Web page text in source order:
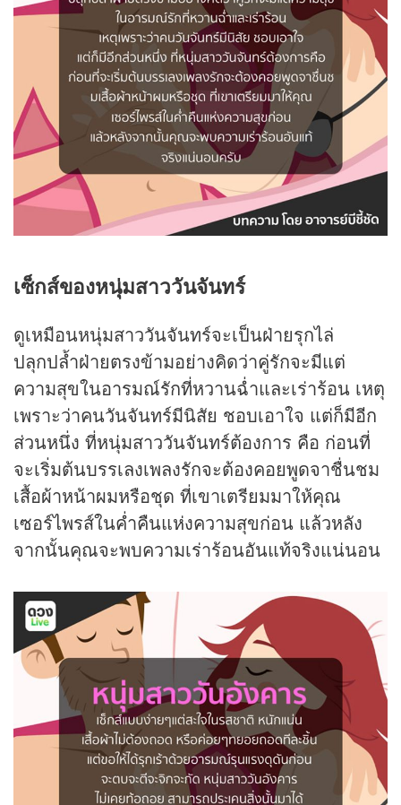
เซ็กส์ของหนุ่มสาววันจันทร์
ดูเหมือนหนุ่มสาววันจันทร์จะเป็นฝ่ายรุกไล่
ปลุกปล้ำฝ่ายตรงข้ามอย่างคิดว่าคู่รักจะมีแต่
ความสุขในอารมณ์รักที่หวานฉ่ำและเร่าร้อน เหตุ
เพราะว่าคนวันจันทร์มีนิสัย ชอบเอาใจ แต่ก็มีอีก
ส่วนหนึ่ง ที่หนุ่มสาววันจันทร์ต้องการ คือ ก่อนที่
จะเริ่มต้นบรรเลงเพลงรักจะต้องคอยพูดจาชื่นชม
เสื้อผ้าหน้าผมหรือชุด ที่เขาเตรียมมาให้คุณ
เซอร์ไพรส์ในค่ำคืนแห่งความสุขก่อน แล้วหลัง
จากนั้นคุณจะพบความเร่าร้อนอันแท้จริงแน่นอน